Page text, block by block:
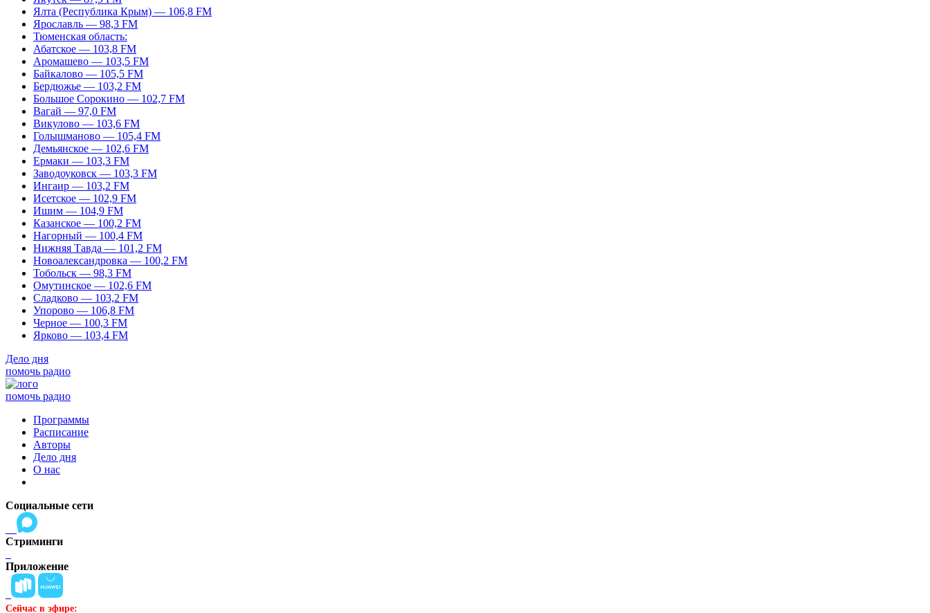
Ялта (Республика Крым) — 106,8 FM
Ярославль — 98,3 FM
Тюменская область:
Абатское — 103,8 FM
Аромашево — 103,5 FM
Байкалово — 105,5 FM
Бердюжье — 103,2 FM
Большое Сорокино — 102,7 FM
Вагай — 97,0 FM
Викулово — 103,6 FM
Голышманово — 105,4 FM
Демьянское — 102,6 FM
Ермаки — 103,3 FM
Заводоуковск — 103,3 FM
Ингаир — 103,2 FM
Исетское — 102,9 FM
Ишим — 104,9 FM
Казанское — 100,2 FM
Нагорный — 100,4 FM
Нижняя Тавда — 101,2 FM
Новоалександровка — 100,2 FM
Тобольск — 98,3 FM
Омутинское — 102,6 FM
Сладково — 103,2 FM
Упорово — 106,8 FM
Черное — 100,3 FM
Ярково — 103,4 FM
Дело дня
помочь радио
помочь радио
Программы
Расписание
Авторы
Дело дня
О нас
Социальные сети
Стриминги
Приложение
Сейчас в эфире: